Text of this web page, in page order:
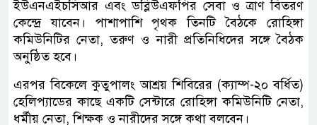
ইউএনএইচসিআর এবং ডব্লিউএফপির সেবা ও ত্রাণ বিতরণ
কেন্দ্রে যাবেন। পাশাপাশি পৃথক তিনটি বৈঠকে রোহিঙ্গা
কমিউনিটির নেতা, তরুণ ও নারী প্রতিনিধিদের সঙ্গে বৈঠক
অনুষ্ঠিত হবে।
এরপর বিকেলে কুতুপালং আশ্রয় শিবিরের (ক্যাম্প-২০ বর্ধিত)
হেলিপ্যাডের কাছে একটি সেন্টারে রোহিঙ্গা কমিউনিটি নেতা,
ধর্মীয় নেতা, শিক্ষক ও নারীদের সঙ্গে কথা বলবেন।